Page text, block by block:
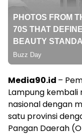
Media90.id –
Lampung
nasional dengan
satu provinsi
Pangan Daerah